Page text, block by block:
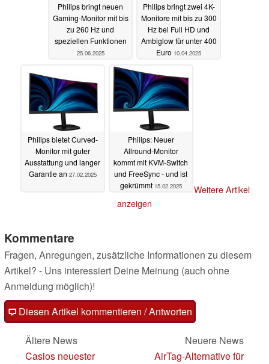
Philips bringt neuen
Gaming-Monitor mit bis
zu 260 Hz und
speziellen Funktionen
25.06.2025
Philips bringt zwei 4K-
Monitore mit bis zu 300
Hz bei Full HD und
Ambiglow für unter 400
Euro 10.04.2025
Philips bietet Curved-
Monitor mit guter
Ausstattung und langer
Garantie an 27.02.2025
Philips: Neuer
Allround-Monitor
kommt mit KVM-Switch
und FreeSync - und ist
gekrümmt 15.02.2025
Weitere Artikel
anzeigen
Kommentare
Fragen, Anregungen, zusätzliche Informationen zu diesem
Artikel? - Uns interessiert Deine Meinung (auch ohne
Anmeldung möglich)!
Diesen Artikel kommentieren / Antworten
Ältere News
Casios neuester
Neuere News
AirTag-Alternative für